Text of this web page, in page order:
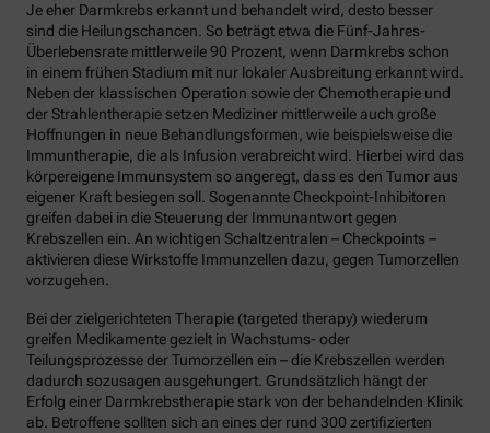
Je eher Darmkrebs erkannt und behandelt wird, desto besser
sind die Heilungschancen. So beträgt etwa die Fünf-Jahres-
Überlebensrate mittlerweile 90 Prozent, wenn Darmkrebs schon
in einem frühen Stadium mit nur lokaler Ausbreitung erkannt wird.
Neben der klassischen Operation sowie der Chemotherapie und
der Strahlentherapie setzen Mediziner mittlerweile auch große
Hoffnungen in neue Behandlungsformen, wie beispielsweise die
Immuntherapie, die als Infusion verabreicht wird. Hierbei wird das
körpereigene Immunsystem so angeregt, dass es den Tumor aus
eigener Kraft besiegen soll. Sogenannte Checkpoint-Inhibitoren
greifen dabei in die Steuerung der Immunantwort gegen
Krebszellen ein. An wichtigen Schaltzentralen – Checkpoints –
aktivieren diese Wirkstoffe Immunzellen dazu, gegen Tumorzellen
vorzugehen.
Bei der zielgerichteten Therapie (targeted therapy) wiederum
greifen Medikamente gezielt in Wachstums- oder
Teilungsprozesse der Tumorzellen ein – die Krebszellen werden
dadurch sozusagen ausgehungert. Grundsätzlich hängt der
Erfolg einer Darmkrebstherapie stark von der behandelnden Klinik
ab. Betroffene sollten sich an eines der rund 300 zertifizierten